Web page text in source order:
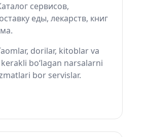
сервисов,
еды, лекарств, книг
dorilar, kitoblar va
bo‘lagan narsalarni
bor servislar.